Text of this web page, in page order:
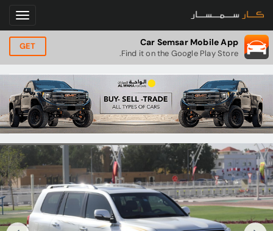
Car Semsar Mobile App
Find it on the Google Play Store.
GET